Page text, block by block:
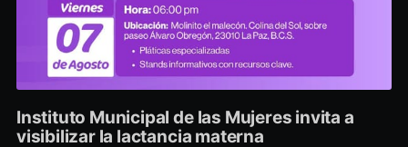
Instituto Municipal de las Mujeres invita a
visibilizar la lactancia materna